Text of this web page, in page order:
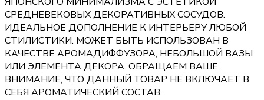
СРЕДНЕВЕКОВЫХ ДЕКОРАТИВНЫХ СОСУДОВ.
ИДЕАЛЬНОЕ ДОПОЛНЕНИЕ К ИНТЕРЬЕРУ ЛЮБОЙ
СТИЛИСТИКИ. МОЖЕТ БЫТЬ ИСПОЛЬЗОВАН В
КАЧЕСТВЕ АРОМАДИФФУЗОРА, НЕБОЛЬШОЙ ВАЗЫ
ИЛИ ЭЛЕМЕНТА ДЕКОРА. ОБРАЩАЕМ ВАШЕ
ВНИМАНИЕ, ЧТО ДАННЫЙ ТОВАР НЕ ВКЛЮЧАЕТ В
СЕБЯ АРОМАТИЧЕСКИЙ СОСТАВ.